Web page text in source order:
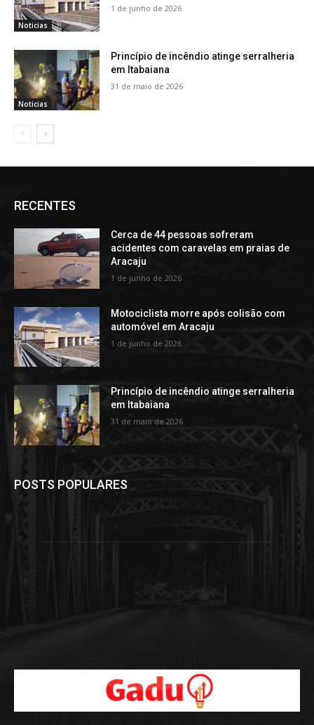
Noticias
1 de junho de 2026
Noticias
Princípio de incêndio atinge serralheria
em Itabaiana
31 de maio de 2026
RECENTES
Cerca de 44 pessoas sofreram
acidentes com caravelas em praias de
Aracaju
1 de junho de 2026
Motociclista morre após colisão com
automóvel em Aracaju
1 de junho de 2026
Princípio de incêndio atinge serralheria
em Itabaiana
31 de maio de 2026
POSTS POPULARES